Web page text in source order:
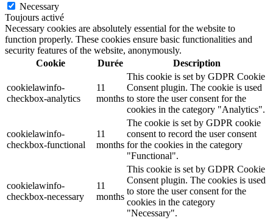
Necessary
Toujours activé
Necessary cookies are absolutely essential for the website to
function properly. These cookies ensure basic functionalities and
security features of the website, anonymously.
Cookie
Durée Description
cookielawinfo-
checkbox-analytics
11
months
This cookie is set by GDPR Cookie
Consent plugin. The cookie is used
to store the user consent for the
cookies in the category "Analytics".
cookielawinfo-
checkbox-functional
11
months
The cookie is set by GDPR cookie
consent to record the user consent
for the cookies in the category
"Functional".
cookielawinfo-
checkbox-necessary
11
months
This cookie is set by GDPR Cookie
Consent plugin. The cookies is used
to store the user consent for the
cookies in the category
"Necessary".